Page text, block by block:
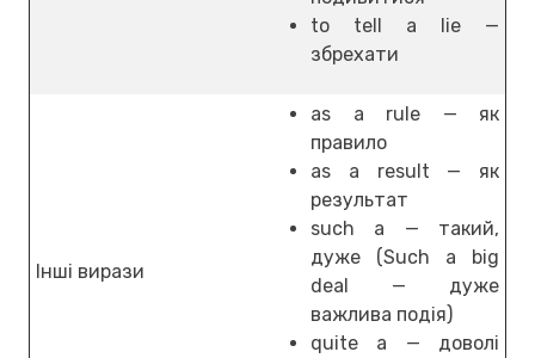
to tell a lie —
збрехати
Інші вирази
as a rule — як
правило
as a result — як
результат
such a — такий,
дуже (Such a big
deal — дуже
важлива подія)
quite a — доволі